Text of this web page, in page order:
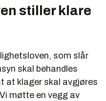
stiller klare
som slår
skal behandles
at klager skal avgjøres
møtte en vegg av